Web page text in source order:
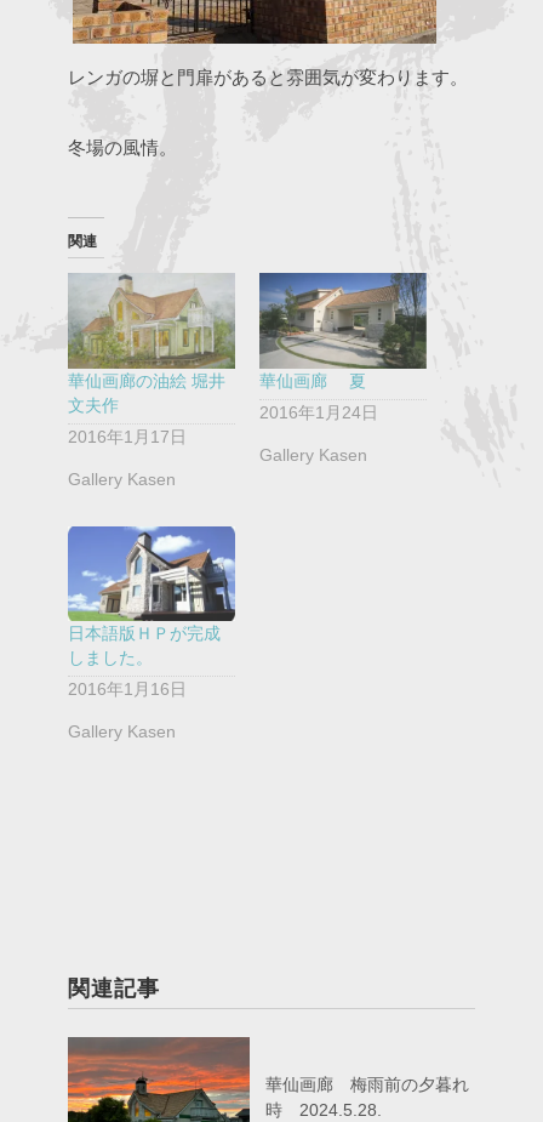
レンガの塀と門扉があると雰囲気が変わります。
冬場の風情。
関連
華仙画廊の油絵 堀井
文夫作
2016年1月17日
Gallery Kasen
華仙画廊 夏
2016年1月24日
Gallery Kasen
日本語版ＨＰが完成
しました。
2016年1月16日
Gallery Kasen
関連記事
華仙画廊 梅雨前の夕暮れ
時 2024.5.28.